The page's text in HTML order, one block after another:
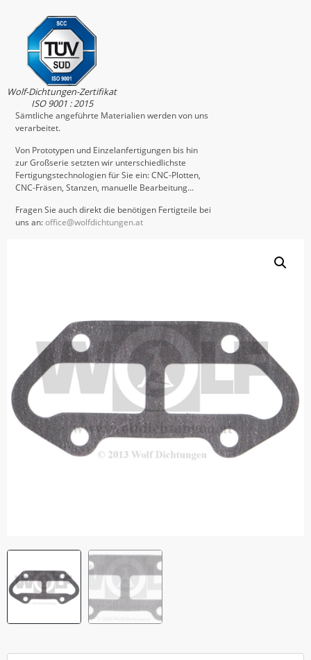
Wolf-Dichtungen-Zertifikat
ISO 9001 : 2015
Sämtliche angeführte Materialien werden von uns
verarbeitet.
Von Prototypen und Einzelanfertigungen bis hin
zur Großserie setzten wir unterschiedlichste
Fertigungstechnologien für Sie ein: CNC-Plotten,
CNC-Fräsen, Stanzen, manuelle Bearbeitung…
Fragen Sie auch direkt die benötigen Fertigteile bei
uns an:office@wolfdichtungen.at